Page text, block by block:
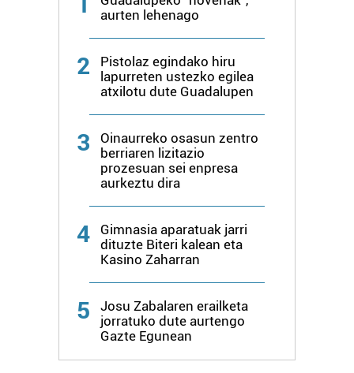
aurten lehenago
2
Pistolaz egindako hiru
lapurreten ustezko egilea
atxilotu dute Guadalupen
3
Oinaurreko osasun zentro
berriaren lizitazio
prozesuan sei enpresa
aurkeztu dira
4
Gimnasia aparatuak jarri
dituzte Biteri kalean eta
Kasino Zaharran
5
Josu Zabalaren erailketa
jorratuko dute aurtengo
Gazte Egunean